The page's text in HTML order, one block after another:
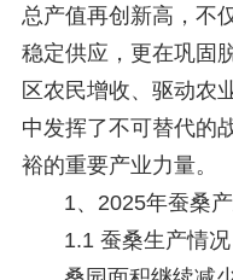
总产值再创新高，不
稳定供应，更在巩固
区农民增收、驱动农
中发挥了不可替代的
裕的重要产业力量。
1、2025年蚕桑
1.1 蚕桑生产